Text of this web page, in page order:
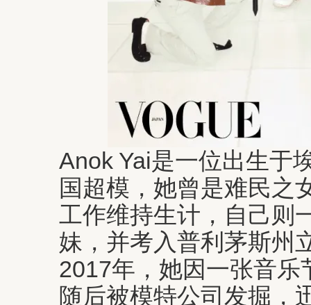
Anok Yai是一位出生于
国超模，她曾是难民之
工作维持生计，自己则
妹，并考入普利茅斯州
2017年，她因一张音
随后被模特公司发掘，